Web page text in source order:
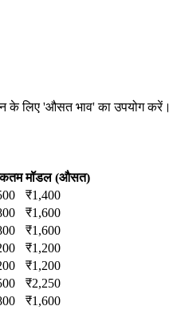
के लिए 'औसत भाव' का उपयोग करें।
मॉडल (औसत)
₹1,400
₹1,600
₹1,600
₹1,200
₹1,200
₹2,250
₹1,600